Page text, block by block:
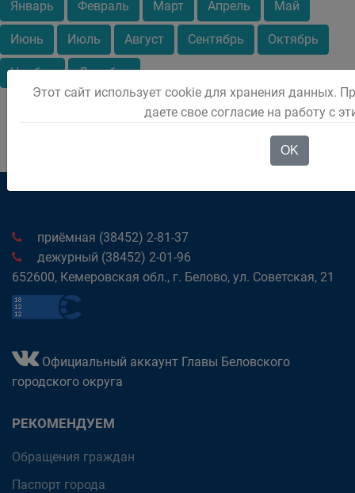
Январь Февраль Март Апрель Май
Июнь Июль Август Сентябрь Октябрь
Ноябрь Декабрь
приёмная (38452) 2-81-37
дежурный (38452) 2-01-96
652600, Кемеровская обл., г. Белово, ул. Советская, 21
Официальный аккаунт Главы Беловского
городского округа
РЕКОМЕНДУЕМ
Обращения граждан
Паспорт города
Этот сайт использует cookie для хранения данных.
даете свое согласие на работу с
OK